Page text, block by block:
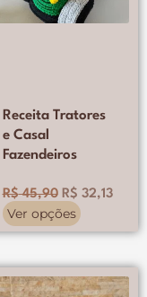
Receita Tratores
e Casal
Fazendeiros
R$45,90 R$ 32,13
Ver opções
na
Este